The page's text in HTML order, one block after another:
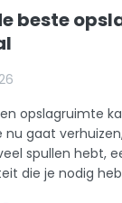
beste
opslagruimte
nu gaat
spullen hebt,
die je nodig